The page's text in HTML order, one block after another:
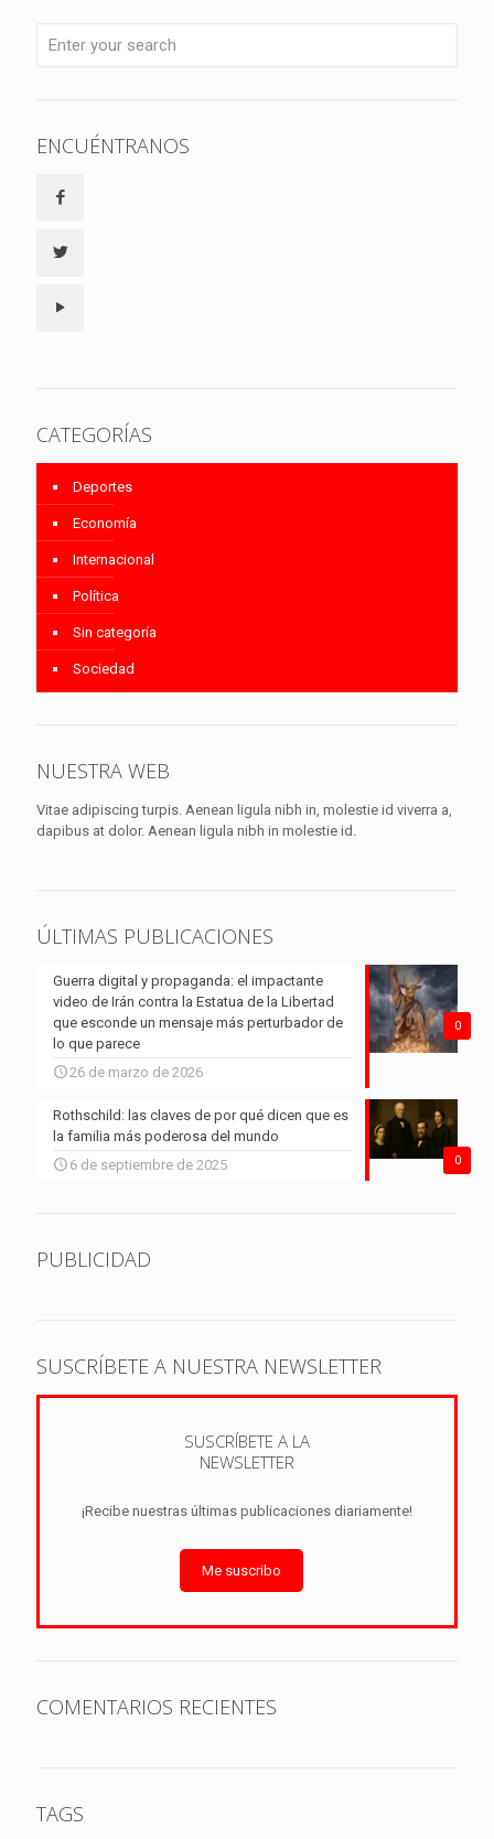
ENCUÉNTRANOS
CATEGORÍAS
Deportes
Economía
Internacional
Política
Sin categoría
Sociedad
NUESTRA WEB
Vitae adipiscing turpis. Aenean ligula nibh in, molestie id viverra a,
dapibus at dolor. Aenean ligula nibh in molestie id.
ÚLTIMAS PUBLICACIONES
0
Guerra digital y propaganda: el impactante
video de Irán contra la Estatua de la Libertad
que esconde un mensaje más perturbador de
lo que parece
26 de marzo de 2026
0
Rothschild: las claves de por qué dicen que es
la familia más poderosa del mundo
6 de septiembre de 2025
PUBLICIDAD
SUSCRÍBETE A NUESTRA NEWSLETTER
SUSCRÍBETE A LA
NEWSLETTER
¡Recibe nuestras últimas publicaciones diariamente!
Me suscribo
COMENTARIOS RECIENTES
TAGS